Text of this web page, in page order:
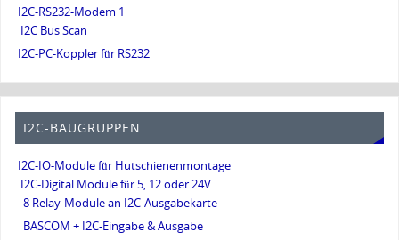
I2C-RS232-Modem 1
I2C Bus Scan
I2C-PC-Koppler für RS232
I2C-BAUGRUPPEN
I2C-IO-Module für Hutschienenmontage
I2C-Digital Module für 5, 12 oder 24V
8 Relay-Module an I2C-Ausgabekarte
BASCOM + I2C-Eingabe & Ausgabe